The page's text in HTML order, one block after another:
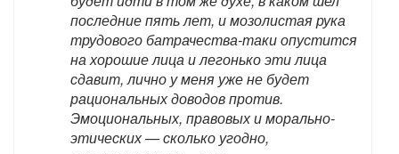
последние пять лет, и мозолистая рука
трудового батрачества-таки опустится
на хорошие лица и легонько эти лица
сдавит, лично у меня уже не будет
рациональных доводов против.
Эмоциональных, правовых и морально-
этических — сколько угодно,